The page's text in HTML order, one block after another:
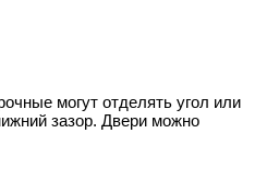
могут отделять угол или
зазор. Двери можно